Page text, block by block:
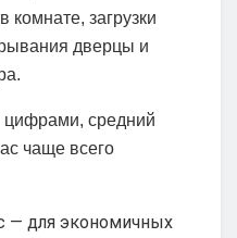
комнате, загрузки
дверцы и
цифрами, средний
чаще всего
— для экономичных